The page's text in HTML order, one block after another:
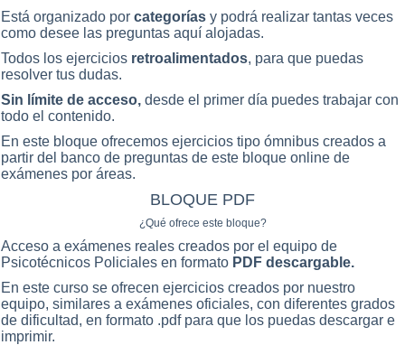
Está organizado por categorías y podrá realizar tantas veces
como desee las preguntas aquí alojadas.
Todos los ejercicios retroalimentados, para que puedas
resolver tus dudas.
Sin límite de acceso, desde el primer día puedes trabajar con
todo el contenido.
En este bloque ofrecemos ejercicios tipo ómnibus creados a
partir del banco de preguntas de este bloque online de
exámenes por áreas.
BLOQUE PDF
¿Qué ofrece este bloque?
Acceso a exámenes reales creados por el equipo de
Psicotécnicos Policiales en formato PDF descargable.
En este curso se ofrecen ejercicios creados por nuestro
equipo, similares a exámenes oficiales, con diferentes grados
de dificultad, en formato .pdf para que los puedas descargar e
imprimir.